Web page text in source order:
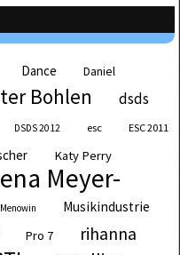
Dance
Daniel
Bohlen dsds
DSDS 2012 esc ESC 2011
Katy Perry
Meyer-
Menowin Musikindustrie
Pro 7 rihanna